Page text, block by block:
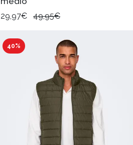
29,97€ 49,95€
40%